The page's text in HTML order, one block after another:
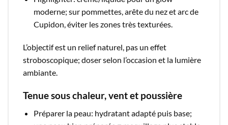
moderne; sur pommettes, arête du nez et arc de
Cupidon, éviter les zones très texturées.​
L’objectif est un relief naturel, pas un effet
stroboscopique; doser selon l’occasion et la lumière
ambiante.​
Tenue sous chaleur, vent et poussière
Préparer la peau: hydratant adapté puis base;